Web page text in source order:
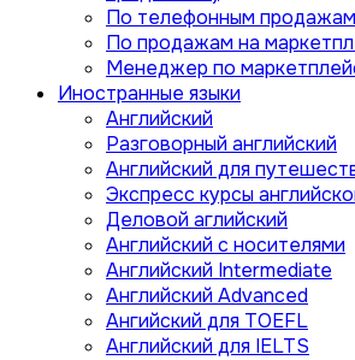
По телефонным продажам
По продажам на
Менеджер по
Иностранные языки
Английский
Разговорный английский
Английский для
Экспресс курсы
Деловой аглийский
Английский с носителями
Английский Intermediate
Английский Advanced
Ангийский для TOEFL
Английский для IELTS